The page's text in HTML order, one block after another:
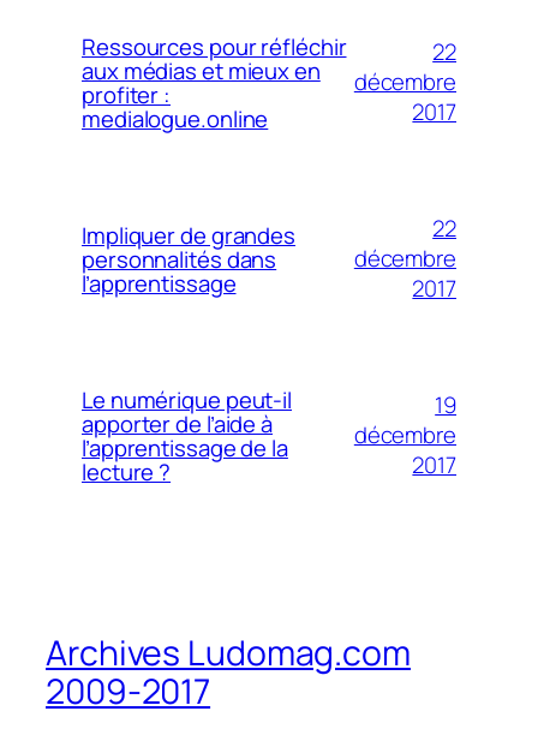
Ressources pour réfléchir
aux médias et mieux en
profiter :
medialogue.online
22
décembre
2017
Impliquer de grandes
personnalités dans
l’apprentissage
22
décembre
2017
Le numérique peut-il
apporter de l’aide à
l’apprentissage de la
lecture ?
19
décembre
2017
Archives Ludomag.com
2009-2017